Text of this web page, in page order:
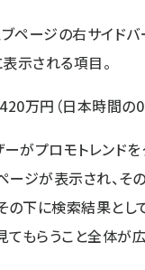
ページの右サイドバ
示される項目。
万円（日本時間の0
がプロモトレンドを
ージが表示され、そ
の下に検索結果と
もらうこと全体が